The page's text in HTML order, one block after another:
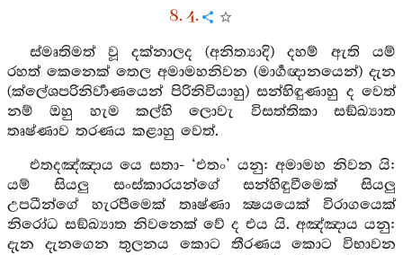
8. 4.
ස්මෘතිමත් වූ දක්නාලද (අනිත්‍යාදි) දහම් ඇති යම්
රහත් කෙනෙක් තෙල අමාමහනිවන (මාර්‍ගඥානයෙන්) දැන
(ක්ලේශපරිනිර්‍වාණයෙන් පිරිනිවියාහු) සන්හිඳුණාහු ද වෙත්
නම් ඔහු හැම කල්හි ලොවැ විසත්තිකා සඞ්ඛ්‍යාත
තෘෂ්ණාව තරණය කළාහු වෙත්.
එතදඤ්ඤාය යෙ සතා- ‘එතං’ යනු: අමාමහ නිවන යි:
යම් සියලු සංස්කාරයන්ගේ සන්හිඳුවීමෙක් සියලු
උපධීන්ගේ හැරපීමෙක් තෘෂ්ණා ක්‍ෂයයෙක් විරාගයෙක්
නිරෝධ සඞ්ඛ්‍යාත නිවනෙක් වේ ද එය යි. අඤ්ඤාය යනු:
දැන දැනගෙන තුලනය කොට තීරණය කොට විභාවන